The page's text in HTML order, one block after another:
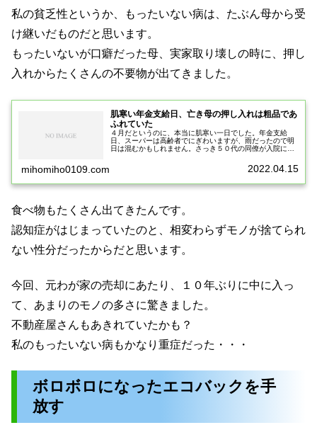
私の貧乏性というか、もったいない病は、たぶん母から受
け継いだものだと思います。
もったいないが口癖だった母、実家取り壊しの時に、押し
入れからたくさんの不要物が出てきました。
肌寒い年金支給日、亡き母の押し入れは粗品であ
ふれていた
４月だというのに、本当に肌寒い一日でした。年金支給
日、スーパーは高齢者でにぎわいますが、雨だったので明
日は混むかもしれません。さっき５０代の同僚が入院にし
mihomiho0109.com 2022.04.15
食べ物もたくさん出てきたんです。
認知症がはじまっていたのと、相変わらずモノが捨てられ
ない性分だったからだと思います。
今回、元わが家の売却にあたり、１０年ぶりに中に入っ
て、あまりのモノの多さに驚きました。
不動産屋さんもあきれていたかも？
私のもったいない病もかなり重症だった・・・
ボロボロになったエコバックを手
放す